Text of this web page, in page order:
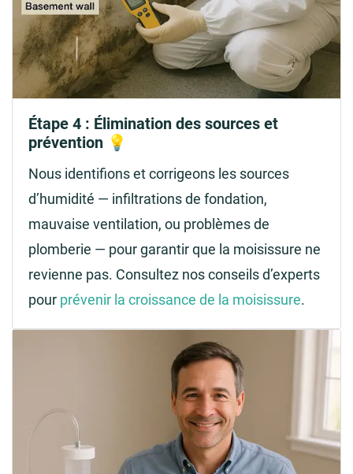
Étape 4 : Élimination des sources et
prévention 💡
Nous identifions et corrigeons les sources
d’humidité — infiltrations de fondation,
mauvaise ventilation, ou problèmes de
plomberie — pour garantir que la moisissure ne
revienne pas. Consultez nos conseils d’experts
pour prévenir la croissance de la moisissure.